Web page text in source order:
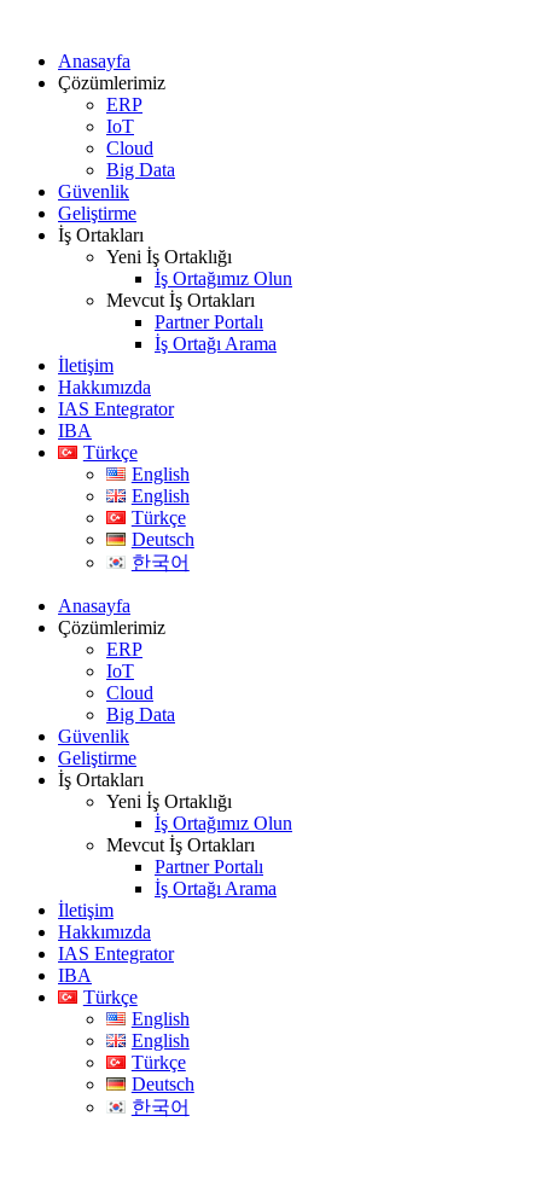
Anasayfa
Çözümlerimiz
ERP
IoT
Cloud
Big Data
Güvenlik
Geliştirme
İş Ortakları
Yeni İş Ortaklığı
İş Ortağımız Olun
Mevcut İş Ortakları
Partner Portalı
İş Ortağı Arama
İletişim
Hakkımızda
IAS Entegrator
IBA
Türkçe
English
English
Türkçe
Deutsch
한국어
Anasayfa
Çözümlerimiz
ERP
IoT
Cloud
Big Data
Güvenlik
Geliştirme
İş Ortakları
Yeni İş Ortaklığı
İş Ortağımız Olun
Mevcut İş Ortakları
Partner Portalı
İş Ortağı Arama
İletişim
Hakkımızda
IAS Entegrator
IBA
Türkçe
English
English
Türkçe
Deutsch
한국어